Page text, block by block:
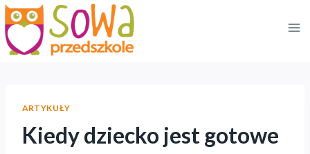
Przejdź
do
treści
ARTYKUŁY
Kiedy dziecko jest gotowe